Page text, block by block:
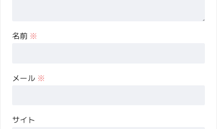
名前 ※
メール ※
サイト